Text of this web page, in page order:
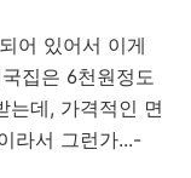
어 있어서 이게
집은 6천원정도
는데, 가격적인 면
라서 그런가...-